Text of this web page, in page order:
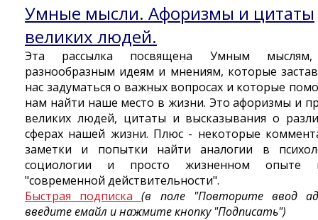
Умные мысли. Афоризмы и цитаты
великих людей.
Эта рассылка посвящена Умным
разнообразным идеям и мнениям, которые
нас задуматься о важных вопросах и которые
нам найти наше место в жизни. Это афоризмы и
великих людей, цитаты и высказывания о
сферах нашей жизни. Плюс - некоторые
заметки и попытки найти аналогии в
социологии и просто жизненном
"современной действительности".
Быстрая подписка(в поле "Повторите ввод
введите емайл и нажмите кнопку "Подписать")